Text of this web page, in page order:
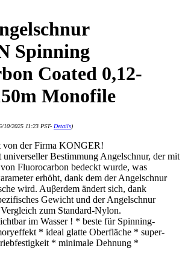
Spinning
Coated 0,12-
Monofile
10/2025 11:23 PST- Details)
von der Firma KONGER!
Bestimmung Angelschnur, der mit
Fluorocarbon bedeckt wurde, was
erhöht, dank dem der Angelschnur
wird. Auβerdem ändert sich, dank
Gewicht und der Angelschnur
zum Standard-Nylon.
im Wasser ! * beste für Spinning-
* ideal glatte Oberfläche * super-
* minimale Dehnung *